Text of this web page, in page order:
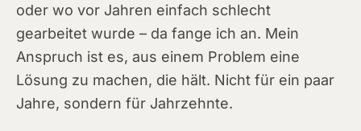
oder wo vor Jahren einfach schlecht
gearbeitet wurde – da fange ich an. Mein
Anspruch ist es, aus einem Problem eine
Lösung zu machen, die hält. Nicht für ein paar
Jahre, sondern für Jahrzehnte.